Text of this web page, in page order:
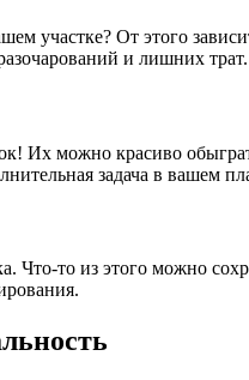
участке? От этого
и лишних трат.
Их можно красиво
задача в вашем
Что-то из этого можно